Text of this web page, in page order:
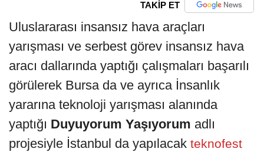
TAKİP ET
Uluslararası insansız hava araçları
yarışması ve serbest görev insansız hava
aracı dallarında yaptığı çalışmaları başarılı
görülerek Bursa da ve ayrıca İnsanlık
yararına teknoloji yarışması alanında
yaptığı Duyuyorum Yaşıyorum adlı
projesiyle İstanbul da yapılacak teknofest